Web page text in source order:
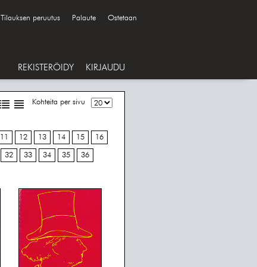
Tilauksen peruutus Palaute Ostetaan
REKISTERÖIDY KIRJAUDU
Kohteita per sivu
11 12 13 14 15 16
32 33 34 35 36